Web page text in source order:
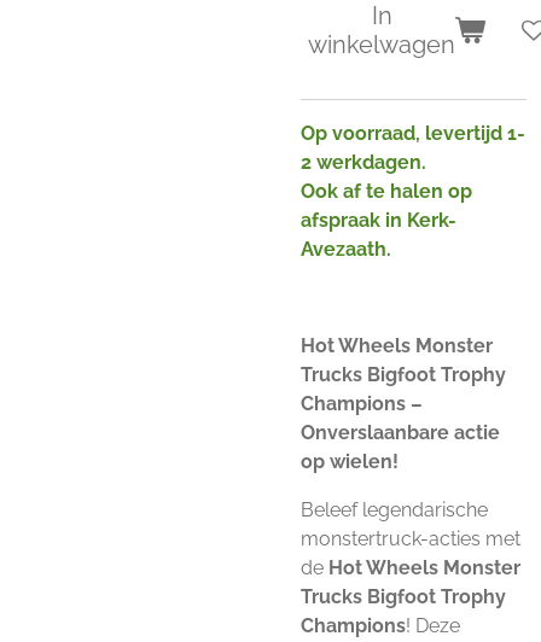
In
winkelwagen
Op voorraad, levertijd 1-
2 werkdagen.
Ook af te halen op
afspraak in Kerk-
Avezaath.
Hot Wheels Monster
Trucks Bigfoot Trophy
Champions –
Onverslaanbare actie
op wielen!
Beleef legendarische
monstertruck-acties met
de Hot Wheels Monster
Trucks Bigfoot Trophy
Champions! Deze